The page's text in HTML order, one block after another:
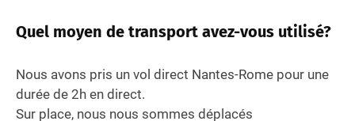
Quel moyen de transport avez-vous utilisé?
Nous avons pris un vol direct Nantes-Rome pour une
durée de 2h en direct.
Sur place, nous nous sommes déplacés